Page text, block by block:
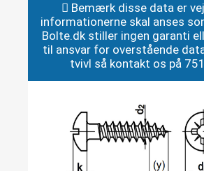
Bemærk disse data er
informationerne skal anses
Bolte.dk stiller ingen garanti
til ansvar for overstående
tvivl så kontakt os på